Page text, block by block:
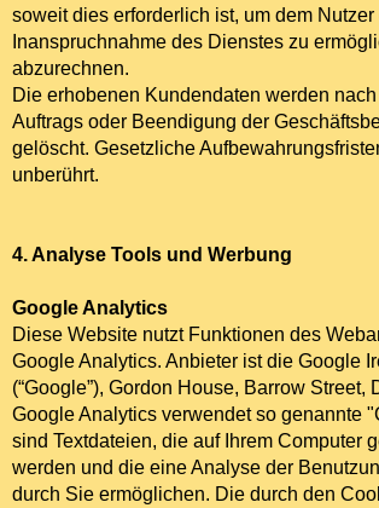
soweit dies erforderlich ist, um dem Nutzer
Inanspruchnahme des Dienstes zu
abzurechnen.
Die erhobenen Kundendaten werden
Auftrags oder Beendigung der
gelöscht. Gesetzliche
unberührt.
4. Analyse Tools und Werbung
Google Analytics
Diese Website nutzt Funktionen des
Google Analytics. Anbieter ist die Google
(“Google”), Gordon House, Barrow Street,
Google Analytics verwendet so genannte
sind Textdateien, die auf Ihrem Computer
werden und die eine Analyse der
durch Sie ermöglichen. Die durch den